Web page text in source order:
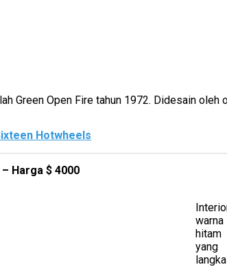
Green Open Fire tahun 1972. Didesain
Hotwheels
Harga $ 4000
warna
hitam
yang
langka